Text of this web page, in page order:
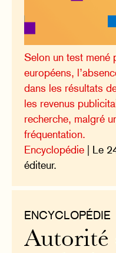
Selon un test mené
européens,
dans les résultats
les revenus
recherche, malgré
fréquentation.
Encyclopédie | Le
éditeur.
ENCYCLOPÉDIE
Autorité